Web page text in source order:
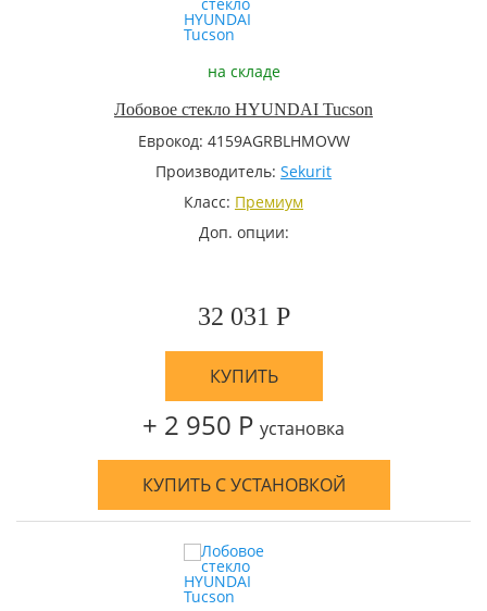
на складе
Лобовое стекло HYUNDAI Tucson
Еврокод: 4159AGRBLHMOVW
Производитель: Sekurit
Класс: Премиум
Доп. опции:
32 031 Р
КУПИТЬ
+ 2 950 Р установка
КУПИТЬ С УСТАНОВКОЙ